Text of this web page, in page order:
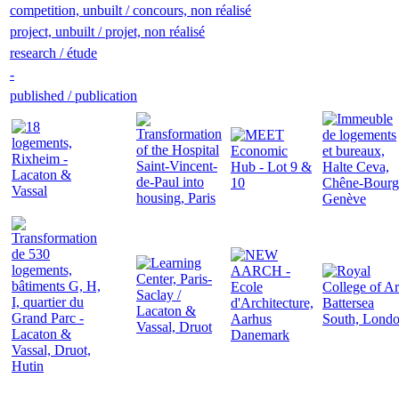
competition, unbuilt / concours, non réalisé
project, unbuilt / projet, non réalisé
research / étude
-
published / publication